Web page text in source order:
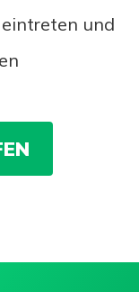
und